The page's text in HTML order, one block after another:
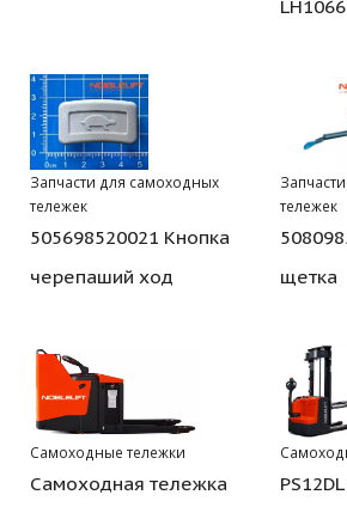
Запчасти для самоходных
тележек
505698520021 Кнопка
черепаший ход
тележек
щетка
Самоходные тележки
Самоходная тележка